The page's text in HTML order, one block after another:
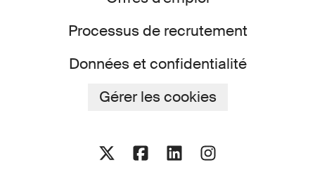
Processus de recrutement
Données et confidentialité
Gérer les cookies